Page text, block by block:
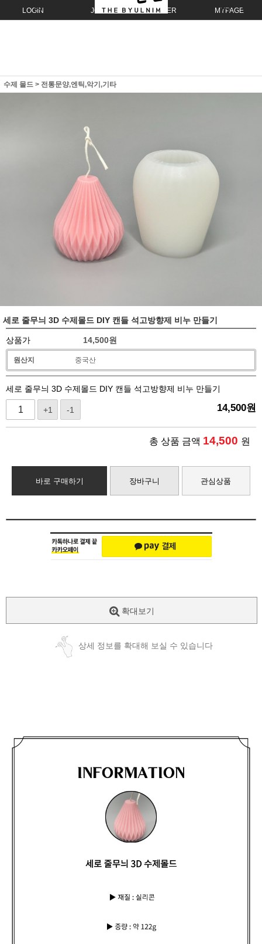
LOGIN JOIN ORDER MYPAGE
수제 몰드 > 전통문양,엔틱,악기,기타
세로 줄무늬 3D 수제몰드 DIY 캔들 석고방향제 비누 만들기
상품가 14,500원
원산지 중국산
세로 줄무늬 3D 수제몰드 DIY 캔들 석고방향제 비누 만들기
+1 -1 14,500원
총 상품 금액 14,500 원
바로 구매하기 장바구니 관심상품
확대보기
상세 정보를 확대해 보실 수 있습니다